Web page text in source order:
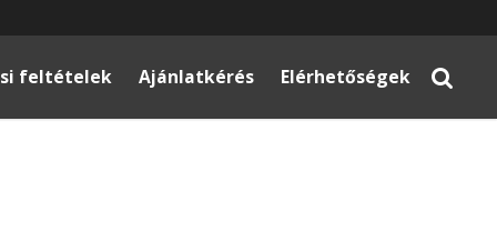
feltételek Ajánlatkérés Elérhetőségek